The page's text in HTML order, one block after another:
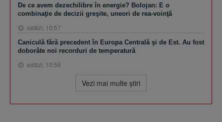
De ce avem dezechilibre în energie? Bolojan: E o
combinaţie de decizii greşite, uneori de rea-voinţă
astăzi, 10:57
Caniculă fără precedent în Europa Centrală şi de Est. Au fost
doborâte noi recorduri de temperatură
astăzi, 10:56
Vezi mai multe ştiri